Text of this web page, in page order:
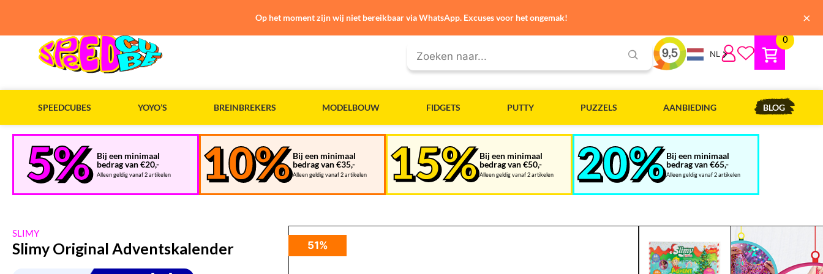
NL
0
SPEEDCUBES YOYO’S BREINBREKERS MODELBOUW FIDGETS PUTTY PUZZELS AANBIEDING BLOG
Bij een minimaal
bedrag van €20,-
Alleen geldig vanaf 2 artikelen
Bij een minimaal
bedrag van €35,-
Alleen geldig vanaf 2 artikelen
Bij een minimaal
bedrag van €50,-
Alleen geldig vanaf 2 artikelen
Bij een minimaal
bedrag van €65,-
Alleen geldig vanaf 2 artikelen
SLIMY
Slimy Original Adventskalender 51%
Op het moment zijn wij niet bereikbaar via WhatsApp. Excuses voor het ongemak! ×